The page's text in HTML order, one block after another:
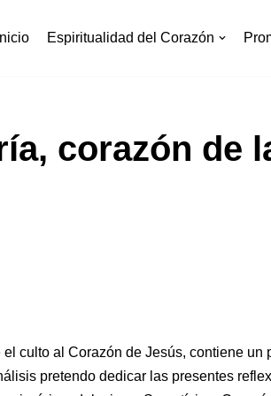
Inicio Espiritualidad del Corazón
corazón de
el culto al Corazón de Jesús, contiene un
pretendo dedicar las presentes